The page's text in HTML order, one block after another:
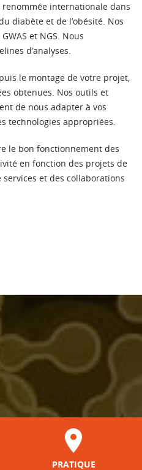
internationale dans
diabète et de l’obésité. Nos
et NGS. Nous
d’analyses.
le montage de votre projet,
obtenues. Nos outils et
de nous adapter à vos
technologies appropriées.
le bon fonctionnement des
en fonction des projets de
et des collaborations
PRATIQUE